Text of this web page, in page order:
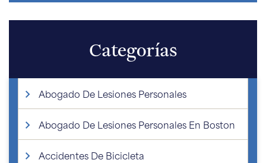
Categorías
Abogado De Lesiones Personales
Abogado De Lesiones Personales En Boston
Accidentes De Bicicleta